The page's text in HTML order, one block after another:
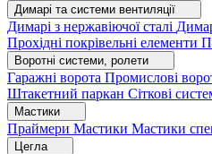
Димарі та системи вентиляції
Димарі з нержавіючої сталі
Прохідні покрівельні елементи
Воротні системи, ролети
Гаражні ворота Промислові
Штакетний паркан Сіткові
Мастики
Праймери Мастики Мастики
Цегла